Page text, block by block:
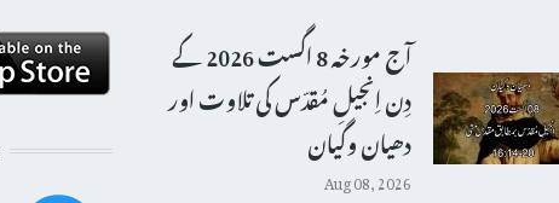
آج مورخہ 8 اگست 2026 کے
دِن اِنجیلِ مُقدّس کی تلاوت اور
دھیان وگیان
Aug 08, 2026